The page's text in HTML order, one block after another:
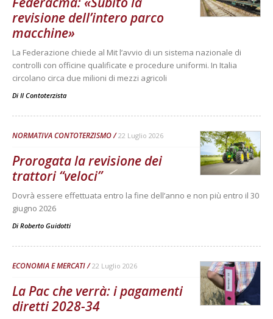
revisione dell’intero parco
macchine»
La Federazione chiede al Mit l’avvio di un sistema nazionale di
controlli con officine qualificate e procedure uniformi. In Italia
circolano circa due milioni di mezzi agricoli
Di Il Contoterzista
NORMATIVA CONTOTERZISMO 22 Luglio 2026
Prorogata la revisione dei
trattori “veloci”
Dovrà essere effettuata entro la fine dell’anno e non più entro il 30
giugno 2026
Di Roberto Guidotti
ECONOMIA E MERCATI 22 Luglio 2026
La Pac che verrà: i pagamenti
diretti 2028-34